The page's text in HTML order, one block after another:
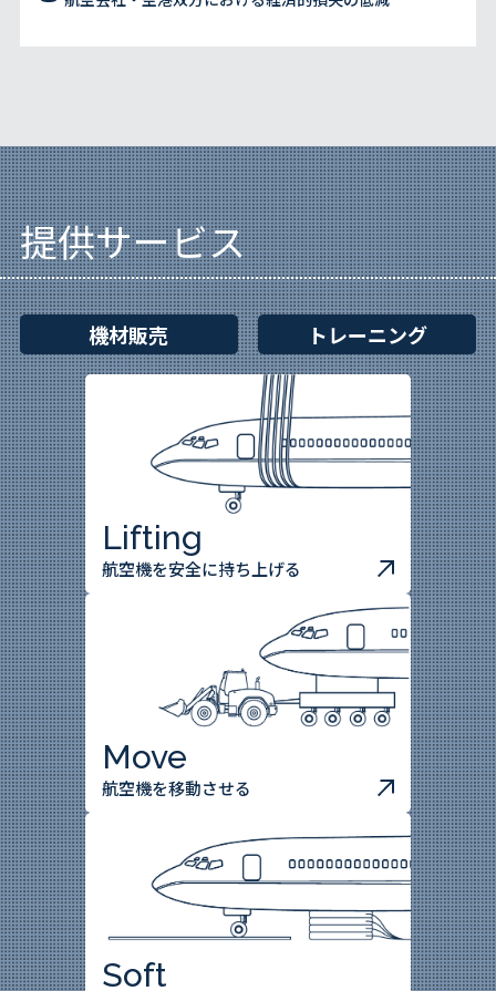
提供サービス
機材販売 トレーニング
Lifting
航空機を安全に持ち上げる
Move
航空機を移動させる
Soft